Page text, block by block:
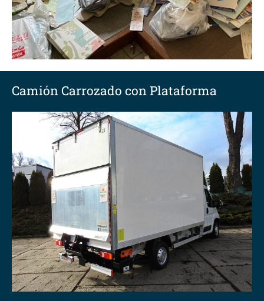
Camión Carrozado con Plataforma